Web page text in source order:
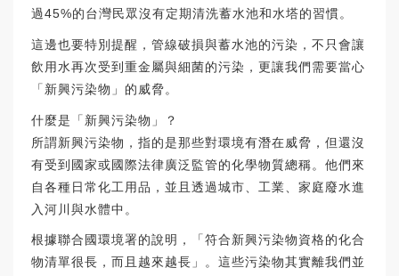
過45%的台灣民眾沒有定期清洗蓄水池和水塔的習慣。
這邊也要特別提醒，管線破損與蓄水池的污染，不只會讓
飲用水再次受到重金屬與細菌的污染，更讓我們需要當心
「新興污染物」的威脅。
什麼是「新興污染物」？
所謂新興污染物，指的是那些對環境有潛在威脅，但還沒
有受到國家或國際法律廣泛監管的化學物質總稱。他們來
自各種日常化工用品，並且透過城市、工業、家庭廢水進
入河川與水體中。
根據聯合國環境署的說明，「符合新興污染物資格的化合
物清單很長，而且越來越長」。這些污染物其實離我們並